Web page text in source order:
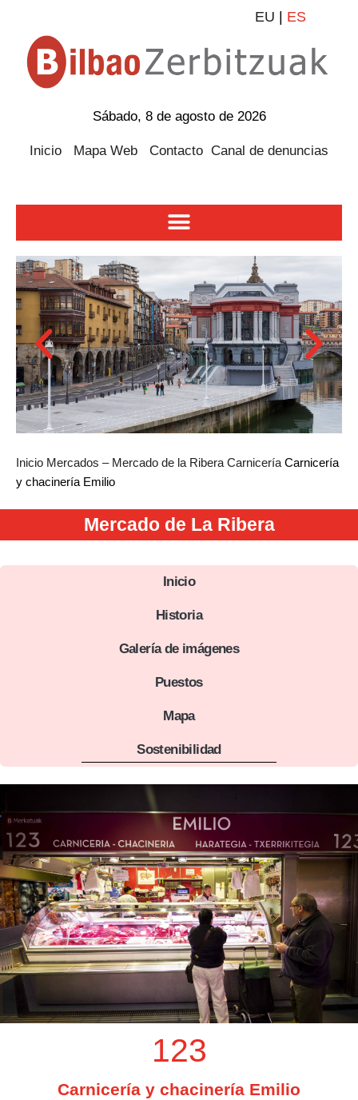
EU ES
Sábado, 8 de agosto de 2026
Inicio Mapa Web Contacto Canal de denuncias
Inicio Mercados – Mercado de la Ribera Carnicería Carnicería
y chacinería Emilio
Mercado de La Ribera
Inicio
Historia
Galería de imágenes
Puestos
Mapa
Sostenibilidad
123
Carnicería y chacinería Emilio